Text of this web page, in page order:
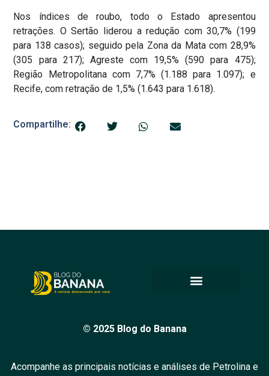
Nos índices de roubo, todo o Estado apresentou
retrações. O Sertão liderou a redução com 30,7% (199
para 138 casos); seguido pela Zona da Mata com 28,9%
(305 para 217); Agreste com 19,5% (590 para 475);
Região Metropolitana com 7,7% (1.188 para 1.097); e
Recife, com retração de 1,5% (1.643 para 1.618).
Compartilhe:
© 2025 Blog do Banana
Acompanhe as principais notícias e análises de Petrolina e